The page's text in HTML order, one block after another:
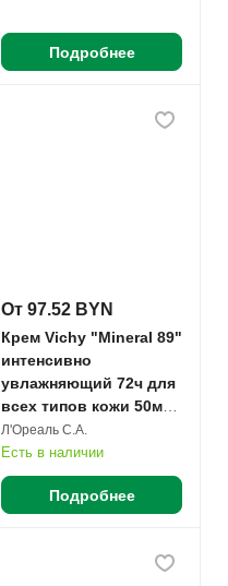
Подробнее
От 97.52 BYN
Крем Vichy "Mineral 89"
интенсивно
увлажняющий 72ч для
всех типов кожи 50мл
№1
Л'Ореаль С.А.
Есть в наличии
Подробнее